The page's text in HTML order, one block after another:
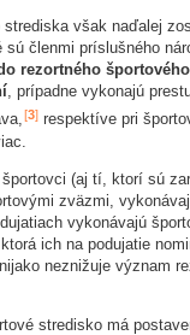
však naďalej
členmi príslušného
rezortného
, prípadne vykonajú
[3] respektíve pri
(aj tí, ktorí sú
zväzmi,
vykonávajú
ich na podujatie
neznižuje význam
stredisko má